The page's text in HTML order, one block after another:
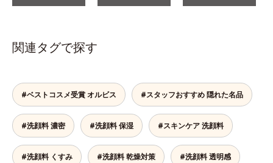
関連タグで探す
#ベストコスメ受賞 オルビス #スタッフおすすめ 隠れた名品
#洗顔料 濃密 #洗顔料 保湿 #スキンケア 洗顔料
#洗顔料 くすみ #洗顔料 乾燥対策 #洗顔料 透明感